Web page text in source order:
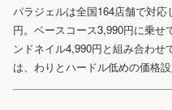
パラジェルは全国164店舗で対
円。ベースコース3,990円に乗せ
ンドネイル4,990円と組み合わせ
は、わりとハードル低めの価格設